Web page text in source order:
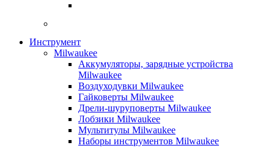
Инструмент
Milwaukee
Аккумуляторы, зарядные устройства
Milwaukee
Воздуходувки Milwaukee
Гайковерты Milwaukee
Дрели-шуруповерты Milwaukee
Лобзики Milwaukee
Мультитулы Milwaukee
Наборы инструментов Milwaukee